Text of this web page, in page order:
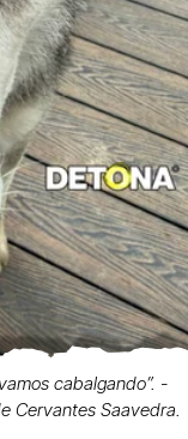
cabalgando”. -
Cervantes Saavedra.